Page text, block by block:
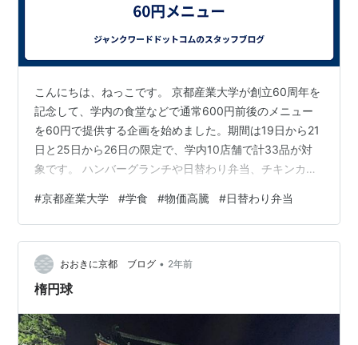
こんにちは、ねっこです。 京都産業大学が創立60周年を
記念して、学内の食堂などで通常600円前後のメニュー
を60円で提供する企画を始めました。期間は19日から21
日と25日から26日の限定で、学内10店舗で計33品が対
象です。 ハンバーグランチや日替わり弁当、チキンカツ
式LINEクーポンの提示で購入できます。この取り組みは
大学同窓会からの寄付金と日本学生支援機構の交付金を
活用したもので、物価高騰が続く中、学生の生活を支え
ることを目的としています。 正直なところ、60円でちゃ
んとした食事が食べられるって、今の時代にどれだけあ
#京都産業大学 #学食 #物価高騰 #日替わり弁当
おおきに京都 ブログ • 2年前
楕円球